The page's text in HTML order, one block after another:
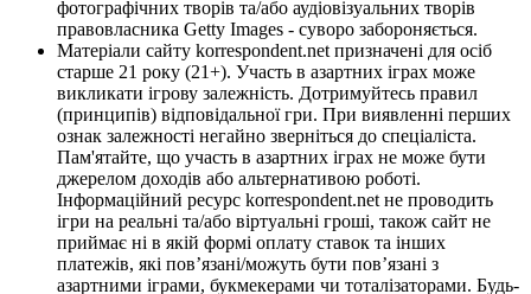
фотографічних творів та/або аудіовізуальних творів
правовласника Getty Images - суворо забороняється.
Матеріали сайту korrespondent.net призначені для осіб
старше 21 року (21+). Участь в азартних іграх може
викликати ігрову залежність. Дотримуйтесь правил
(принципів) відповідальної гри. При виявленні перших
ознак залежності негайно зверніться до спеціаліста.
Пам'ятайте, що участь в азартних іграх не може бути
джерелом доходів або альтернативою роботі.
Інформаційний ресурс korrespondent.net не проводить
ігри на реальні та/або віртуальні гроші, також сайт не
приймає ні в якій формі оплату ставок та інших
платежів, які пов’язані/можуть бути пов’язані з
азартними іграми, букмекерами чи тоталізаторами. Будь-